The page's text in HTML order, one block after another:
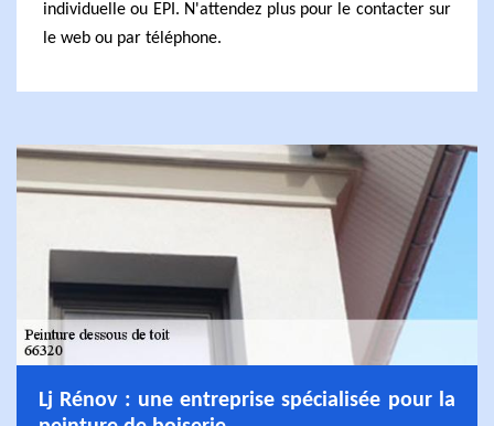
individuelle ou EPI. N'attendez plus pour le contacter sur
le web ou par téléphone.
Lj Rénov : une entreprise spécialisée pour la